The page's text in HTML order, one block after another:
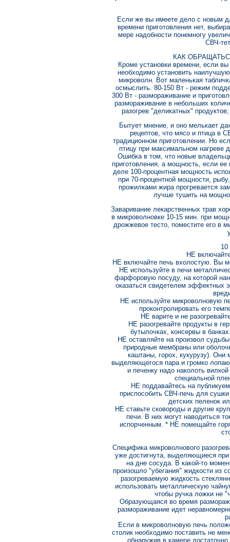
Если же вы имеете дело с новым
времени приготовления нет,
мере надобности понемногу
СВЧ-
КАК
Кроме установки времени, если
необходимо установить
микроволн. Вот маленькая
осмыслить. 80-150 Вт - режим
300 Вт - размораживание и
размораживание в небольших
разогрев "деликатных"
Бытует мнение, и оно мелькает
рецептов, что мясо и птица в
традиционном приготовлении. Но
птицу при максимальном нагреве
Ошибка в том, что новые
приготовления, а мощность, если
деле 100-процентная мощность
при 70-процентной мощности,
прожилками жира прогревается
лучше тушить на
Заваривание лекарственных трав
в микроволновке 10-15 мин. при
дрожжевое тесто, поместите его в
НЕ
НЕ включайте печь вхолостую. Вы
НЕ используйте в печи
фарфоровую посуду, на которой
оказаться свидетелем эффектных
НЕ используйте микроволновую
проконтролировать его
НЕ варите и не
НЕ разогревайте продукты в
бутылочках, консервы в
НЕ оставляйте на произвол
природные мембраны или
каштаны, горох, кукурузу). Они
выделяющегося пара и громко
и печенку надо наколоть
специальной
НЕ поддавайтесь на
приспособить СВЧ-печь для
детских пеленок
НЕ ставьте сковороды и другие
печи. В них могут наводиться
испорченным. * НЕ помещайте
Специфика микроволнового
уже достигнута, выделяющиеся
на дне сосуда. В какой-то
произошло "убегания" жидкости из
разогреваемую жидкость
использовать металлическую
чтобы ручка ложки не
Образующаяся во время
размораживание идет
Если в микроволновую печь
столик необходимо поставить не
обнаружив в камере